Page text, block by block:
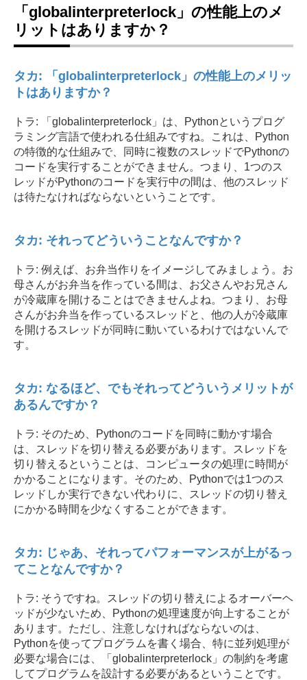
「globalinterpreterlock」の性能上のメ
リットはありますか？
タカ: 「globalinterpreterlock」の性能上のメリッ
トはありますか？
トラ: 「globalinterpreterlock」は、Pythonというプログ
ラミング言語で使われる仕組みですね。これは、Python
の特徴的な仕組みで、同時に複数のスレッドでPythonの
コードを実行することができません。つまり、1つのス
レッドがPythonのコードを実行中の間は、他のスレッド
は待たなければならないということです。
タカ: それってどういうことなんですか？
トラ: 例えば、お弁当作りをイメージしてみましょう。お
母さんがお弁当を作っている間は、お父さんやお兄さん
が冷蔵庫を開けることはできませんよね。つまり、お母
さんがお弁当を作っているスレッドと、他の人が冷蔵庫
を開けるスレッドが同時に動いているわけではないんで
す。
タカ: なるほど、でもそれってどういうメリットが
あるんですか？
トラ: そのため、Pythonのコードを同時に動かす場合
は、スレッドを切り替える必要があります。スレッドを
切り替えるということは、コンピュータの処理に時間が
かかることになります。そのため、Pythonでは1つのス
レッドしか実行できない代わりに、スレッドの切り替え
にかかる時間を少なくすることができます。
タカ: じゃあ、それってパフォーマンスが上がるっ
てことなんですか？
トラ: そうですね。スレッドの切り替えによるオーバーヘ
ッドが少ないため、Pythonの処理速度が向上することが
あります。ただし、注意しなければならないのは、
Pythonを使ってプログラムを書く場合、特に並列処理が
必要な場合には、「globalinterpreterlock」の制約を考慮
してプログラムを設計する必要があるということです。